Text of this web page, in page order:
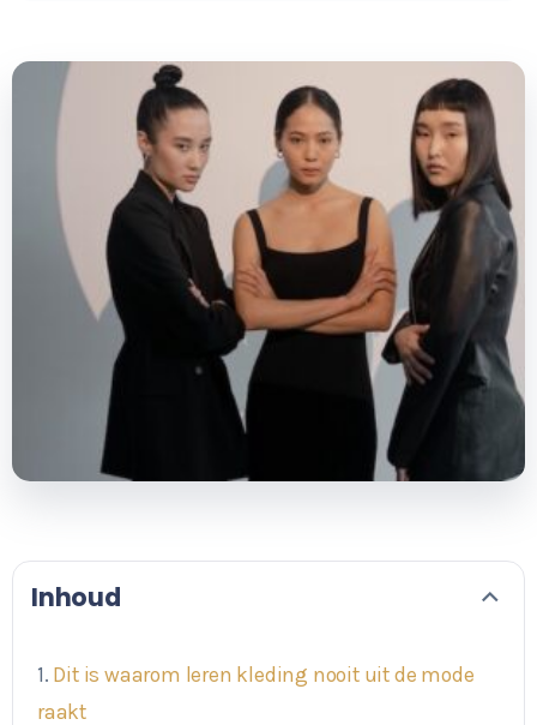
Inhoud
Dit is waarom leren kleding nooit uit de mode
raakt